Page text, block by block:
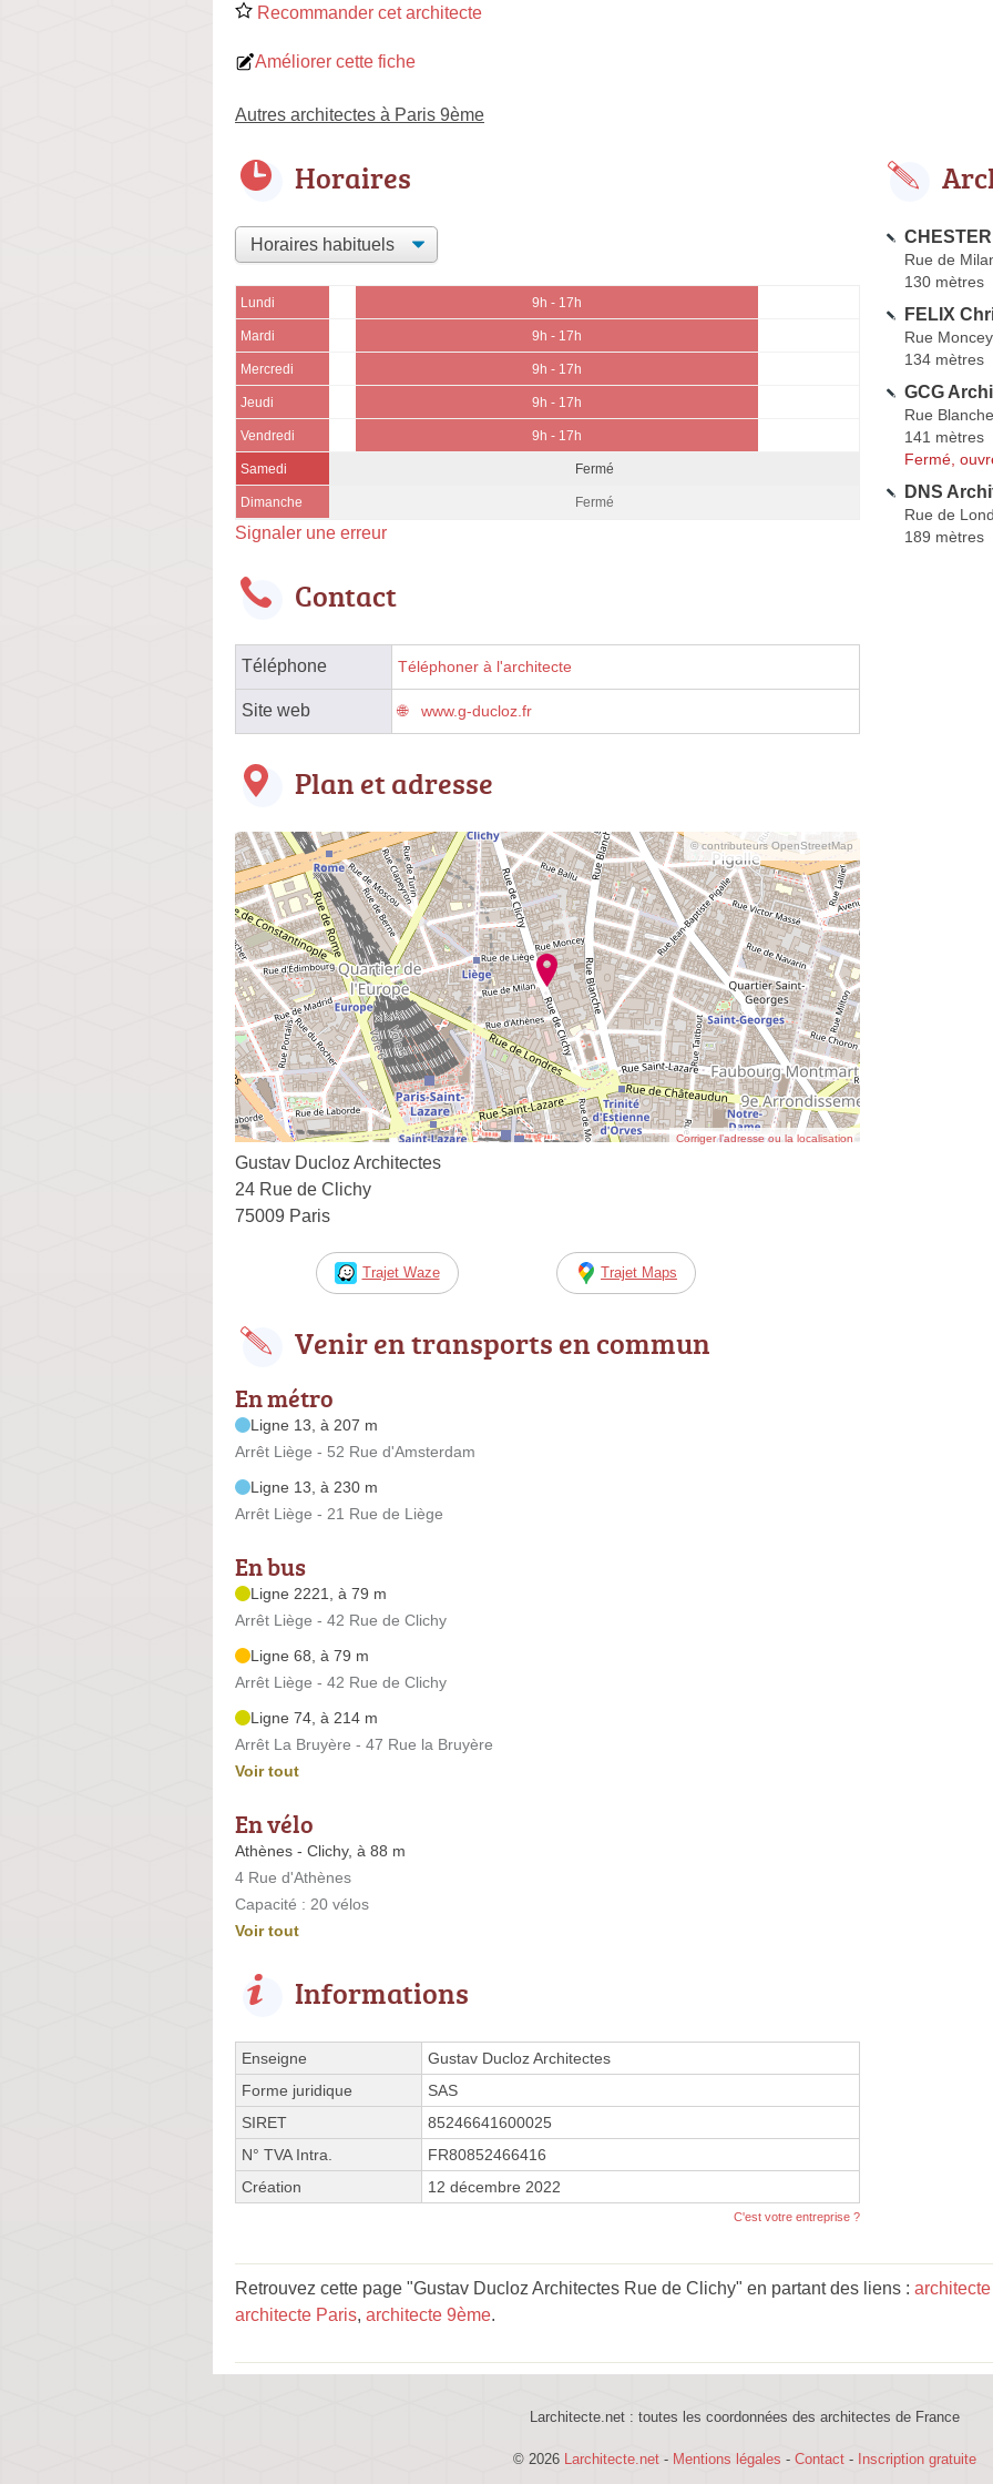
Recommander cet architecte
Améliorer cette fiche
Autres architectes à Paris 9ème
Horaires
Lundi 9h - 17h
Mardi 9h - 17h
Mercredi 9h - 17h
Jeudi 9h - 17h
Vendredi 9h - 17h
Samedi Fermé
Dimanche Fermé
Signaler une erreur
Contact
Téléphone Téléphoner à l'architecte
Site web www.g-ducloz.fr
Plan et adresse
© contributeurs OpenStreetMap
Corriger l’adresse ou la localisation
Gustav Ducloz Architectes
24 Rue de Clichy
75009 Paris
Trajet Waze Trajet Maps
Venir en transports en commun
En métro
Ligne 13, à 207 m
Arrêt Liège - 52 Rue d'Amsterdam
Ligne 13, à 230 m
Arrêt Liège - 21 Rue de Liège
En bus
Ligne 2221, à 79 m
Arrêt Liège - 42 Rue de Clichy
Ligne 68, à 79 m
Arrêt Liège - 42 Rue de Clichy
Ligne 74, à 214 m
Arrêt La Bruyère - 47 Rue la Bruyère
Voir tout
En vélo
Athènes - Clichy, à 88 m
4 Rue d'Athènes
Capacité : 20 vélos
Voir tout
Informations
Enseigne
Gustav Ducloz Architectes
Forme juridique
SAS
SIRET
85246641600025
N° TVA Intra.
FR80852466416
Création
12 décembre 2022
C'est votre entreprise ?
Rue de
130 mètres
FELIX
Rue Moncey
134 mètres
GCG
Rue Blanche
141 mètres
Fermé,
DNS
Rue de
189 mètres
Retrouvez cette page "Gustav Ducloz Architectes Rue de Clichy" en partant des liens :
architecte Paris, architecte 9ème.
Larchitecte.net : toutes les coordonnées des architectes de France
© 2026 Larchitecte.net - Mentions légales - Contact - Inscription gratuite